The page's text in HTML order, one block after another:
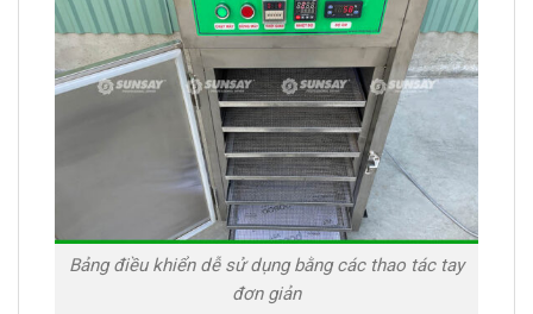
Bảng điều khiển dễ sử dụng bằng các thao tác tay
đơn giản